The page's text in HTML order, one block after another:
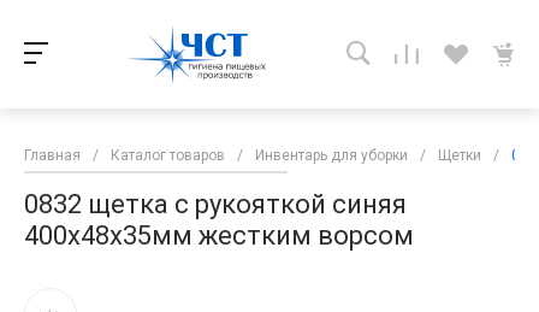
Главная / Каталог товаров / Инвентарь для уборки / Щетки /
0832 щетка с рукояткой синяя
400х48х35мм жестким ворсом